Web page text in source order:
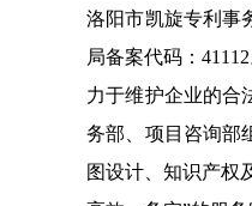
洛阳市凯旋专利事
局备案代码：41112
力于维护企业的合
务部、项目咨询部
图设计、知识产权